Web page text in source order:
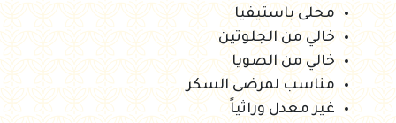
محلى باستيفيا
خالي من الجلوتين
خالي من الصويا
مناسب لمرضى السكر
غير معدل وراثياً